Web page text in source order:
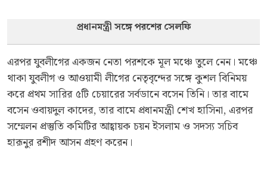
প্রধানমন্ত্রী সঙ্গে পরশের সেলফি
এরপর যুবলীগের একজন নেতা পরশকে মূল মঞ্চে তুলে নেন। মঞ্চে
থাকা যুবলীগ ও আওয়ামী লীগের নেতৃবৃন্দের সঙ্গে কুশল বিনিময়
করে প্রথম সারির ৫টি চেয়ারের সর্বডানে বসেন তিনি। তার বামে
বসেন ওবায়দুল কাদের, তার বামে প্রধানমন্ত্রী শেখ হাসিনা, এরপর
সম্মেলন প্রস্তুতি কমিটির আহ্বায়ক চয়ন ইসলাম ও সদস্য সচিব
হারূনুর রশীদ আসন গ্রহণ করেন।